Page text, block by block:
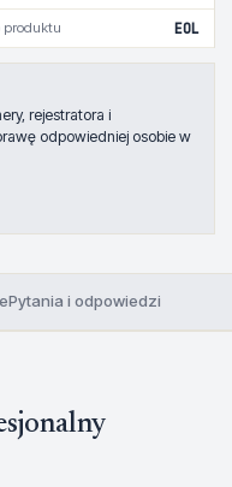
produktu EOL
rejestratora i
odpowiedniej osobie w
Pytania i odpowiedzi